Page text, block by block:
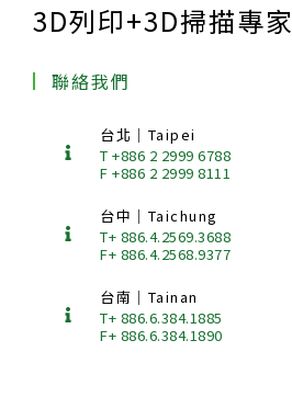
3D列印+3D掃描專家
聯絡我們
台北｜Taipei
T +886 2 2999 6788
F +886 2 2999 8111
台中｜Taichung
T+ 886.4.2569.3688
F+ 886.4.2568.9377
台南｜Tainan
T+ 886.6.384.1885
F+ 886.6.384.1890